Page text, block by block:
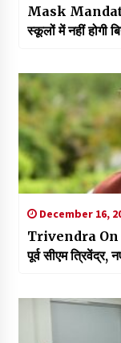
Mask
स्कूलों में नहीं होगी
December 16,
Trivendra On
पूर्व सीएम त्रिवेंद्र,